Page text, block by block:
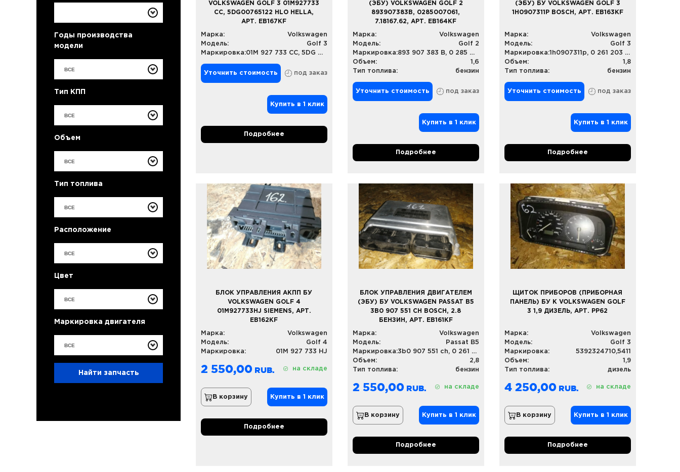
Годы производства
модели
ВСЕ
Тип КПП
ВСЕ
Объем
ВСЕ
Тип топлива
ВСЕ
Расположение
ВСЕ
Цвет
ВСЕ
Маркировка двигателя
ВСЕ
Найти запчасть
VOLKSWAGEN GOLF 3 01M927733
CC, 5DG00765122 HLO HELLA,
АРТ. EB167KF
Марка:
Volkswagen
Модель:
Golf 3
Маркировка:
01M 927 733 CC, 5DG 007 651-22 HLO
Уточнить стоимость под заказ
Купить в 1 клик
Подробнее
(ЭБУ) VOLKSWAGEN GOLF 2
893907383B, 0285007061,
7.18167.62, АРТ. EB164KF
Марка:
Volkswagen
Модель:
Golf 2
Маркировка:
893 907 383 B, 0 285 007 061, 7.18167.62
Объем:
1,6
Тип топлива:
бензин
Уточнить стоимость под заказ
Купить в 1 клик
Подробнее
(ЭБУ) БУ VOLKSWAGEN GOLF 3
1H0907311P BOSCH, АРТ. EB163KF
Марка:
Volkswagen
Модель:
Golf 3
Маркировка:
1h0907311p, 0 261 203 707/708
Объем:
1,8
Тип топлива:
бензин
Уточнить стоимость под заказ
Купить в 1 клик
Подробнее
БЛОК УПРАВЛЕНИЯ АКПП БУ
VOLKSWAGEN GOLF 4
01M927733HJ SIEMENS, АРТ.
EB162KF
Марка:
Volkswagen
Модель:
Golf 4
Маркировка:
01M 927 733 HJ
2 550,00 на складе
В корзину Купить в 1 клик
Подробнее
БЛОК УПРАВЛЕНИЯ ДВИГАТЕЛЕМ
(ЭБУ) БУ VOLKSWAGEN PASSAT B5
3B0 907 551 CH BOSCH, 2.8
БЕНЗИН, АРТ. EB161KF
Марка:
Volkswagen
Модель:
Passat B5
Маркировка:
3b0 907 551 ch, 0 261 207 469
Объем:
2,8
Тип топлива:
бензин
2 550,00 на складе
В корзину Купить в 1 клик
Подробнее
ЩИТОК ПРИБОРОВ (ПРИБОРНАЯ
ПАНЕЛЬ) БУ К VOLKSWAGEN GOLF
3 1,9 ДИЗЕЛЬ, АРТ. PP62
Марка:
Volkswagen
Модель:
Golf 3
Маркировка:
5392324710,5411
Объем:
1,9
Тип топлива:
дизель
4 250,00 на складе
В корзину Купить в 1 клик
Подробнее